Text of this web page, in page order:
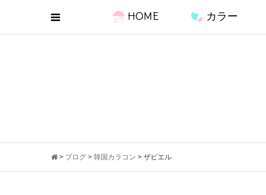
HOME カラー
> ブログ > 韓国カラコン > ザピエル